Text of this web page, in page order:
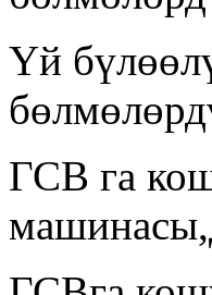
Үй
ГСВ га